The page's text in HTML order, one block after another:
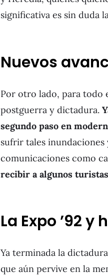
significativa es sin duda
Nuevos
Por otro lado, para todo
postguerra y dictadura.
segundo paso en
sufrir tales inundaciones
comunicaciones como
recibir a algunos
La Expo ’92
Ya terminada la
que aún pervive en la